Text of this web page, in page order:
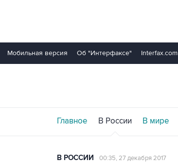
Мобильная версия Об "Интерфаксе" Interfax.com
Главное В России В мире
В РОССИИ 00:35, 27 декабря 2017